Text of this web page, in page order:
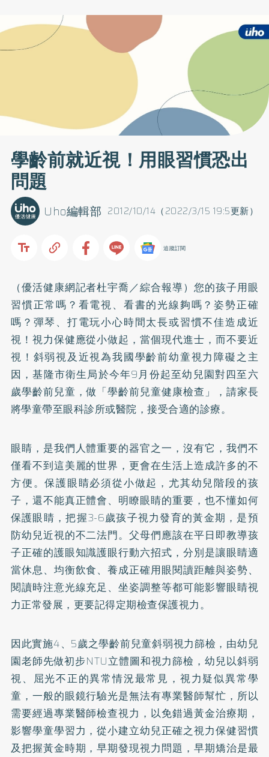
學齡前就近視！用眼習慣恐出
問題
2012/10/14（2022/3/15 19:5更新）
Uho編輯部
追蹤訂閱
（優活健康網記者杜宇喬／綜合報導）您的孩子用眼
習慣正常嗎？看電視、看書的光線夠嗎？姿勢正確
嗎？彈琴、打電玩小心時間太長或習慣不佳造成近
視！視力保健應從小做起，當個現代進士，而不要近
視！斜弱視及近視為我國學齡前幼童視力障礙之主
因，基隆市衛生局於今年9月份起至幼兒園對四至六
歲學齡前兒童，做「學齡前兒童健康檢查」，請家長
將學童帶至眼科診所或醫院，接受合適的診療。
眼睛，是我們人體重要的器官之一，沒有它，我們不
僅看不到這美麗的世界，更會在生活上造成許多的不
方便。保護眼睛必須從小做起，尤其幼兒階段的孩
子，還不能真正體會、明瞭眼睛的重要，也不懂如何
保護眼睛，把握3-6歲孩子視力發育的黃金期，是預
防幼兒近視的不二法門。父母們應該在平日即教導孩
子正確的護眼知識護眼行動六招式，分別是讓眼睛適
當休息、均衡飲食、養成正確用眼閱讀距離與姿勢、
閱讀時注意光線充足、坐姿調整等都可能影響眼睛視
力正常發展，更要記得定期檢查保護視力。
因此實施4、5歲之學齡前兒童斜弱視力篩檢，由幼兒
園老師先做初步NTU立體圖和視力篩檢，幼兒以斜弱
視、屈光不正的異常情況最常見，視力疑似異常學
童，一般的眼鏡行驗光是無法有專業醫師幫忙，所以
需要經過專業醫師檢查視力，以免錯過黃金治療期，
影響學童學習力，從小建立幼兒正確之視力保健習慣
及把握黃金時期，早期發現視力問題，早期矯治是最